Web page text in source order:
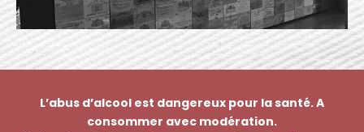
L’abus d’alcool est dangereux pour la santé. A
consommer avec modération.